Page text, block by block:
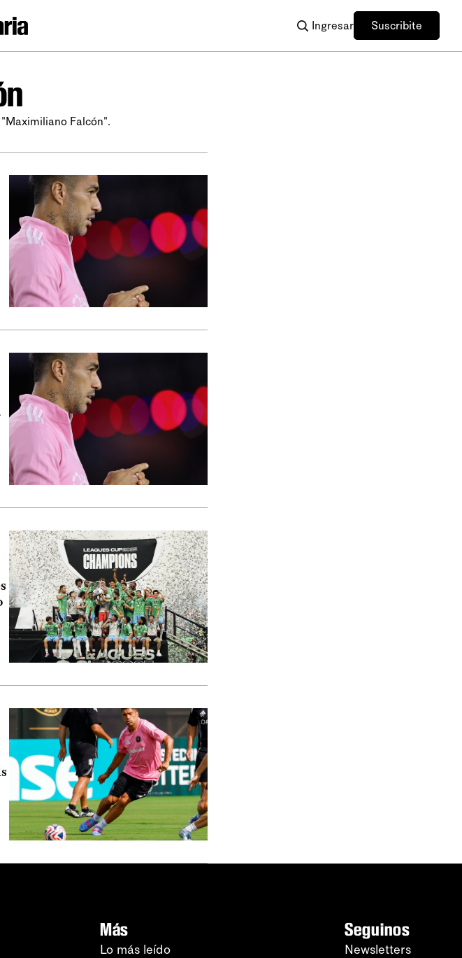
Ingresar Suscribite
Falcón".
Más
Lo más leído
Seguinos
Newsletters